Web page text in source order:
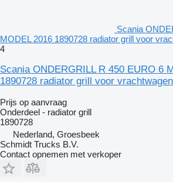
Scania
MODEL 2016 1890728 radiator grill voor
4
Scania ONDERGRILL R 450 EURO 6
1890728 radiator grill voor vrachtwagen
Prijs op aanvraag
Onderdeel - radiator grill
1890728
Nederland, Groesbeek
Schmidt Trucks B.V.
Contact opnemen met verkoper